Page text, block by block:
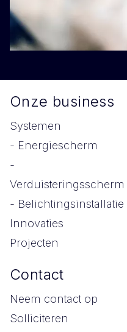
Onze business
Systemen
- Energiescherm
-
Verduisteringsscherm
- Belichtingsinstallatie
Innovaties
Projecten
Contact
Neem contact op
Solliciteren